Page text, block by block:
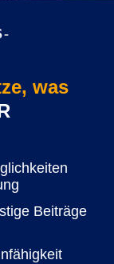
was
Beiträge